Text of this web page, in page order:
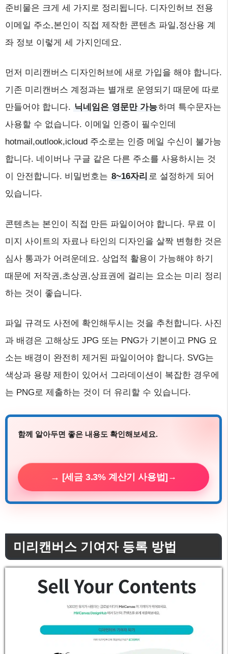
준비물은 크게 세 가지로 정리됩니다. 디자인허브 전용
이메일 주소,본인이 직접 제작한 콘텐츠 파일,정산용 계
좌 정보 이렇게 세 가지인데요.
먼저 미리캔버스 디자인허브에 새로 가입을 해야 합니다.
기존 미리캔버스 계정과는 별개로 운영되기 때문에 따로
만들어야 합니다. 닉네임은 영문만 가능하며 특수문자는
사용할 수 없습니다. 이메일 인증이 필수인데
hotmail,outlook,icloud 주소로는 인증 메일 수신이 불가능
합니다. 네이버나 구글 같은 다른 주소를 사용하시는 것
이 안전합니다. 비밀번호는 8~16자리 로 설정하게 되어
있습니다.
콘텐츠는 본인이 직접 만든 파일이어야 합니다. 무료 이
미지 사이트의 자료나 타인의 디자인을 살짝 변형한 것은
심사 통과가 어려운데요. 상업적 활용이 가능해야 하기
때문에 저작권,초상권,상표권에 걸리는 요소는 미리 정리
하는 것이 좋습니다.
파일 규격도 사전에 확인해두시는 것을 추천합니다. 사진
과 배경은 고해상도 JPG 또는 PNG가 기본이고 PNG 요
소는 배경이 완전히 제거된 파일이어야 합니다. SVG는
색상과 용량 제한이 있어서 그라데이션이 복잡한 경우에
는 PNG로 제출하는 것이 더 유리할 수 있습니다.
함께 알아두면 좋은 내용도 확인해보세요.
→ [세금 3.3% 계산기 사용법]
미리캔버스 기여자 등록 방법